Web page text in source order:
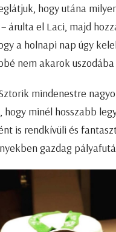
hogy utána
árulta el Laci, majd
a holnapi nap úgy
nem akarok
mindenestre
hogy minél hosszabb
is rendkívüli és
gazdag